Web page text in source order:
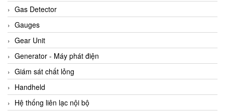
ARCA Regler
Arcos Hydraulik
Ardetem-Sfere-Vietnam
Argal
AS ENERGI
ASCO CO2
Asker
Gas Detector
Gauges
Gear Unit
Generator - Máy phát điện
Giám sát chất lỏng
Handheld
Hệ thống liên lạc nội bộ